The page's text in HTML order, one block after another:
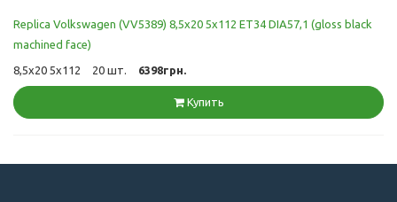
Replica Volkswagen (VV5389) 8,5x20 5x112 ET34 DIA57,1 (gloss black
machined face)
8,5x20 5x112 20 шт. 6398грн.
Купить